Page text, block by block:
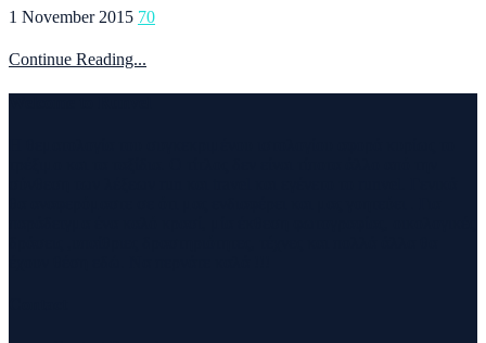
1 November 2015 70
Continue Reading...